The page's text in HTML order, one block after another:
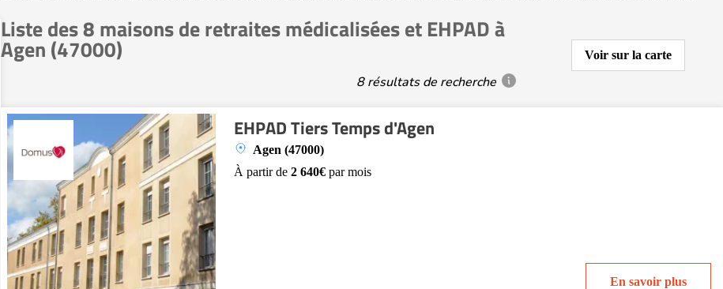
Liste des 8 maisons de retraites médicalisées et EHPAD à
Agen (47000)
8 résultats de recherche
Voir sur la carte
EHPAD Tiers Temps d'Agen
Agen (47000)
À partir de 2 640€ par mois
En savoir plus